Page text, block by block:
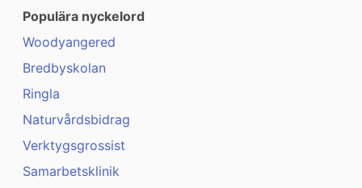
Populära nyckelord
Woodyangered
Bredbyskolan
Ringla
Naturvårdsbidrag
Verktygsgrossist
Samarbetsklinik